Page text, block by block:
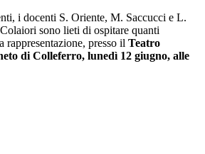
i docenti S. Oriente, M. Saccucci e L.
sono lieti di ospitare quanti
rappresentazione, presso il Teatro
di Colleferro, lunedì 12 giugno, alle